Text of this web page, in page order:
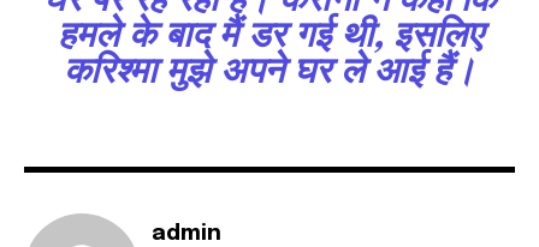
32,111
Followers
32,214
Followers
11,243
Followers
हमले के बाद मैं डर गई थी, इसलिए
करिश्मा मुझे अपने घर ले आई हैं।
admin